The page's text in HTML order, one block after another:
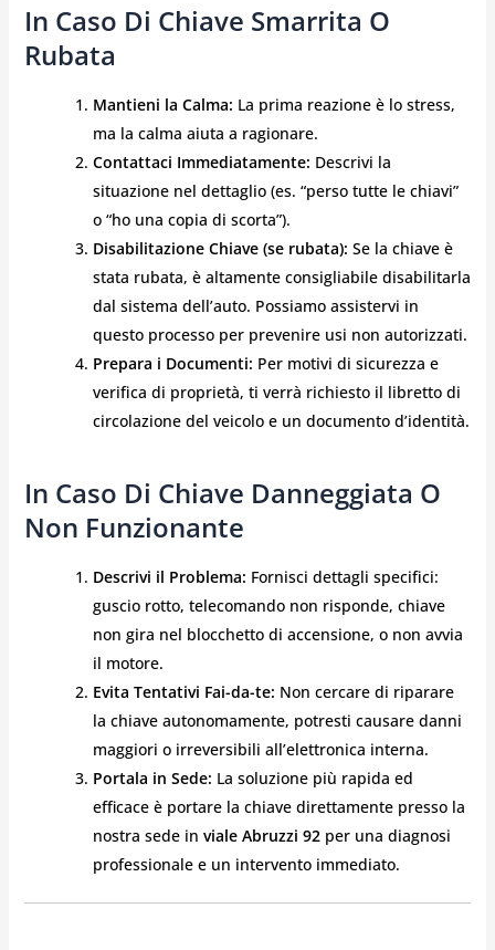
In Caso Di Chiave Smarrita O
Rubata
Mantieni la Calma: La prima reazione è lo stress,
ma la calma aiuta a ragionare.
Contattaci Immediatamente: Descrivi la
situazione nel dettaglio (es. “perso tutte le chiavi”
o “ho una copia di scorta”).
Disabilitazione Chiave (se rubata): Se la chiave è
stata rubata, è altamente consigliabile disabilitarla
dal sistema dell’auto. Possiamo assistervi in
questo processo per prevenire usi non autorizzati.
Prepara i Documenti: Per motivi di sicurezza e
verifica di proprietà, ti verrà richiesto il libretto di
circolazione del veicolo e un documento d’identità.
In Caso Di Chiave Danneggiata O
Non Funzionante
Descrivi il Problema: Fornisci dettagli specifici:
guscio rotto, telecomando non risponde, chiave
non gira nel blocchetto di accensione, o non avvia
il motore.
Evita Tentativi Fai-da-te: Non cercare di riparare
la chiave autonomamente, potresti causare danni
maggiori o irreversibili all’elettronica interna.
Portala in Sede: La soluzione più rapida ed
efficace è portare la chiave direttamente presso la
nostra sede in viale Abruzzi 92per una diagnosi
professionale e un intervento immediato.